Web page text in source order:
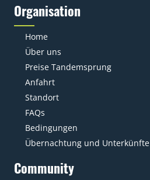
Organisation
Home
Über uns
Preise Tandemsprung
Anfahrt
Standort
FAQs
Bedingungen
Übernachtung und Unterkünfte
Community